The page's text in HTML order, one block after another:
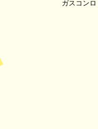
ガスコンロ